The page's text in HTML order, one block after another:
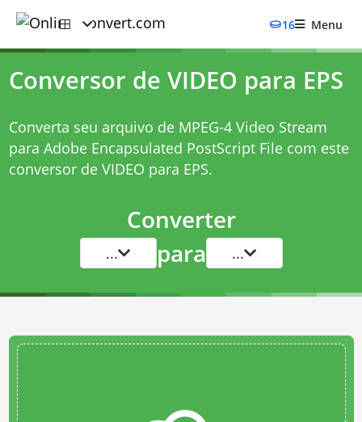
16 Menu
Conversor de VIDEO para EPS
Converta seu arquivo de MPEG-4 Video Stream
para Adobe Encapsulated PostScript File com este
conversor de VIDEO para EPS.
Converter
... para ...